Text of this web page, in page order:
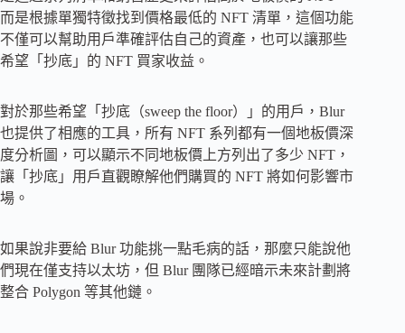
而是根據單獨特徵找到價格最低的 NFT 清單，這個功能
不僅可以幫助用戶準確評估自己的資產，也可以讓那些
希望「抄底」的 NFT 買家收益。
對於那些希望「抄底（sweep the floor）」的用戶，Blur
也提供了相應的工具，所有 NFT 系列都有一個地板價深
度分析圖，可以顯示不同地板價上方列出了多少 NFT，
讓「抄底」用戶直觀瞭解他們購買的 NFT 將如何影響市
場。
如果說非要給 Blur 功能挑一點毛病的話，那麼只能說他
們現在僅支持以太坊，但 Blur 團隊已經暗示未來計劃將
整合 Polygon 等其他鏈。